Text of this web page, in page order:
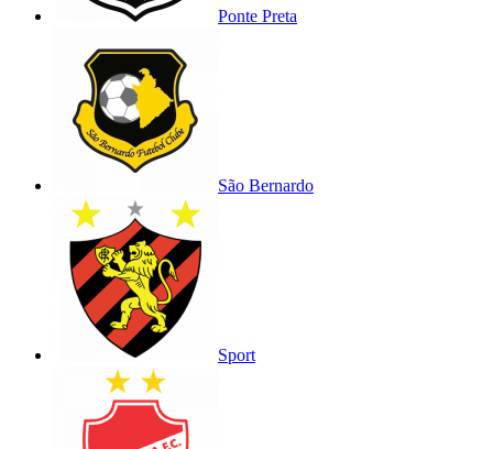
Ponte Preta
São Bernardo
Sport